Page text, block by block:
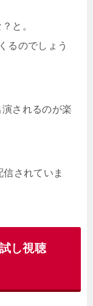
と。
るのでしょう
されるのが楽
されていま
し視聴